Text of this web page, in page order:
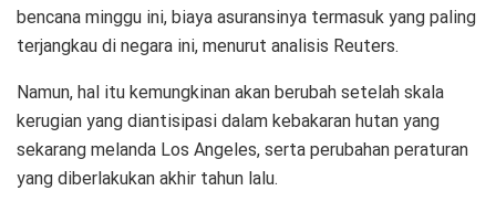
bencana minggu ini, biaya asuransinya termasuk yang paling
terjangkau di negara ini, menurut analisis Reuters.
Namun, hal itu kemungkinan akan berubah setelah skala
kerugian yang diantisipasi dalam kebakaran hutan yang
sekarang melanda Los Angeles, serta perubahan peraturan
yang diberlakukan akhir tahun lalu.